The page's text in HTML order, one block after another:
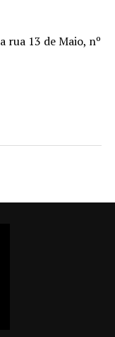
rua 13 de Maio, nº